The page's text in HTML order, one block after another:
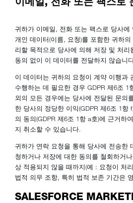
귀하가 이메일, 전화 또는 팩스로 당사
개인 데이터(이름, 요청)를 포함한 귀하
리할 목적으로 당사에 의해 저장 및 처리
동의 없이 이 데이터를 전달하지 않습니
이 데이터는 귀하의 요청이 계약 이행과
수행하는 데 필요한 경우 GDPR 제6조 1
외의 모든 경우에는 당사에 전달된 문의
한 당사의 정당한 이익(GDPR 제6조 1항
의 동의(GDPR 제6조 1항 a호)에 근거하
지 취소할 수 있습니다.
귀하가 연락 요청을 통해 당사에 전송한
청하거나 저장에 대한 동의를 철회하거
상 적용되지 않을 때까지(예 : 요청이 처
법적 의무 조항, 특히 법적 보존 기간은
SALESFORCE